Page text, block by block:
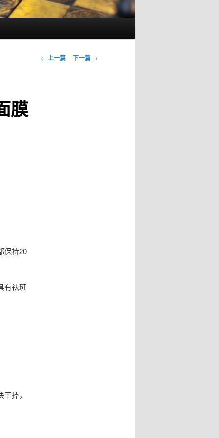
文
← 上一篇 下一篇 →
膜
保持20
有祛斑
掉，